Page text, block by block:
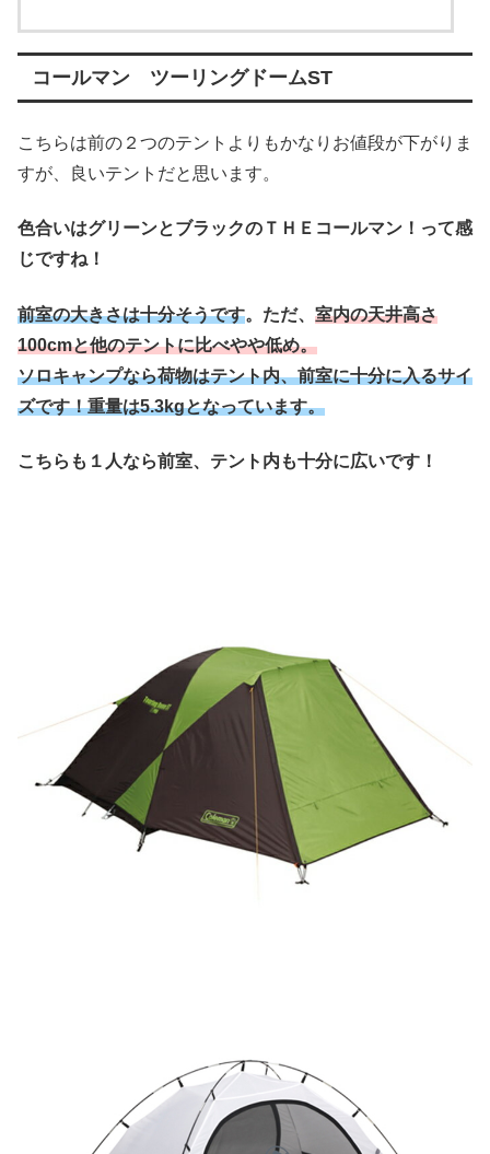
コールマン ツーリングドームST
こちらは前の２つのテントよりもかなりお値段が下がりま
すが、良いテントだと思います。
色合いはグリーンとブラックのＴＨＥコールマン！って感
じですね！
前室の大きさは十分そうです。ただ、 室内の天井高さ
100cmと他のテントに比べやや低め。
ソロキャンプなら荷物はテント内、前室に十分に入るサイ
ズです！重量は5.3kgとなっています。
こちらも１人なら前室、テント内も十分に広いです！